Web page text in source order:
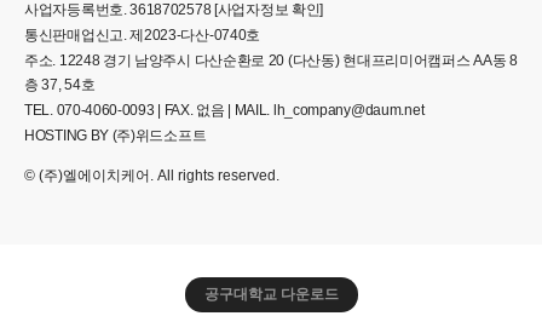
사업자등록번호. 3618702578 [사업자정보 확인]
통신판매업신고. 제2023-다산-0740호
주소. 12248 경기 남양주시 다산순환로 20 (다산동) 현대프리미어캠퍼스 AA동 8
층 37, 54호
TEL. 070-4060-0093 | FAX. 없음 | MAIL. lh_company@daum.net
HOSTING BY (주)위드소프트
© (주)엘에이치케어. All rights reserved.
공구대학교 다운로드